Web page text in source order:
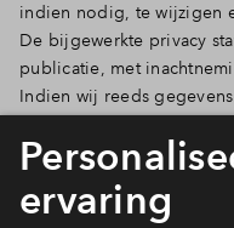
indien nodig, te wijzigen
De bijgewerkte privacy
publicatie, met
Indien wij reeds
aan een wettelijke
hoogte brengen van
onze verklaring inzake